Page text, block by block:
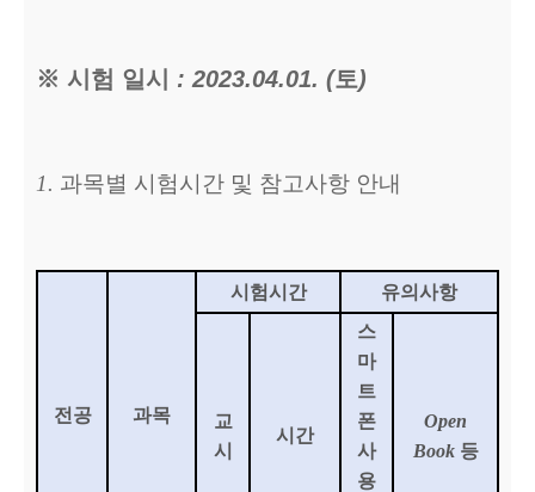
※ 시험 일시 : 2023.04.01. (토)
1. 과목별 시험시간 및 참고사항 안내
전공 과목
시험시간 유의사항
교
시
시간
스
마
트
폰
사
용
Open
Book 등